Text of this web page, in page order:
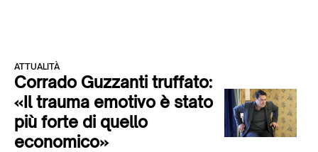
Chi siamo
Contatti
ATTUALITÀ
Corrado Guzzanti truffato:
«Il trauma emotivo è stato
più forte di quello
economico»